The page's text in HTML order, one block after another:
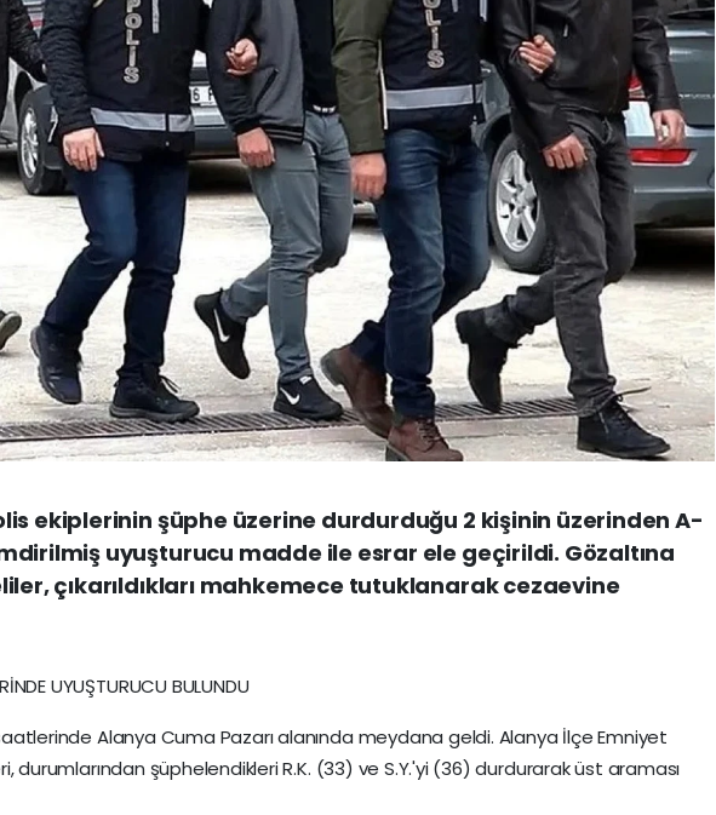
ekiplerinin şüphe üzerine durdurduğu 2 kişinin üzerinden A-
uyuşturucu madde ile esrar ele geçirildi. Gözaltına
çıkarıldıkları mahkemece tutuklanarak cezaevine
UYUŞTURUCU BULUNDU
Alanya Cuma Pazarı alanında meydana geldi. Alanya İlçe Emniyet
durumlarından şüphelendikleri R.K. (33) ve S.Y.'yi (36) durdurarak üst araması